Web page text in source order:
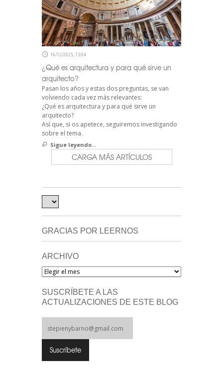
16/12/2025, 13:04
¿Qué es arquitectura y para qué sirve un
arquitecto?
Pasan los años y estas dos preguntas, se van
volviendo cada vez más relevantes:
¿Qué es arquitectura y para qué sirve un
arquitecto?
Así que, si os apetece, seguiremos investigando
sobre el tema.
Sigue leyendo...
CARGA MÁS ARTÍCULOS
GRACIAS POR LEERNOS
ARCHIVO
Archivo
SUSCRÍBETE A LAS
ACTUALIZACIONES DE ESTE BLOG